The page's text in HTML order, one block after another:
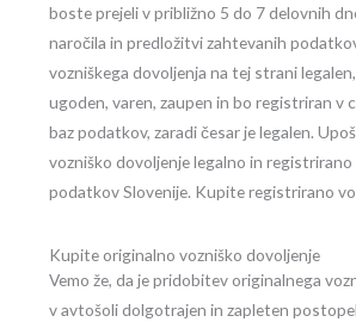
boste prejeli v približno 5 do 7 delovnih
naročila in predložitvi zahtevanih
vozniškega dovoljenja na tej strani
ugoden, varen, zaupen in bo registriran v
baz podatkov, zaradi česar je legalen.
vozniško dovoljenje legalno in registrirano
podatkov Slovenije. Kupite registrirano
Kupite originalno vozniško dovoljenje
Vemo že, da je pridobitev originalnega
v avtošoli dolgotrajen in zapleten